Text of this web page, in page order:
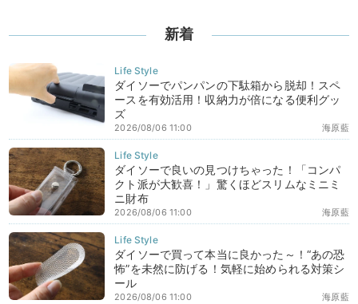
新着
ダイソーでパンパンの下駄箱から脱却！スペ
ースを有効活用！収納力が倍になる便利グッ
ズ
海原藍
2026/08/06 11:00
ダイソーで良いの見つけちゃった！「コンパ
クト派が大歓喜！」驚くほどスリムなミニミ
ニ財布
海原藍
2026/08/06 11:00
ダイソーで買って本当に良かった～！“あの恐
怖”を未然に防げる！気軽に始められる対策シ
ール
海原藍
2026/08/06 11:00